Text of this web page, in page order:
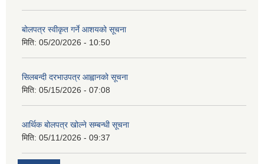
बोलपत्र स्वीकृत गर्ने आशयको सूचना
मिति: 05/20/2026 - 10:50
सिलबन्दी दरभाउपत्र आह्वानको सूचना
मिति: 05/15/2026 - 07:08
आर्थिक बोलपत्र खोल्ने सम्बन्धी सूचना
मिति: 05/11/2026 - 09:37